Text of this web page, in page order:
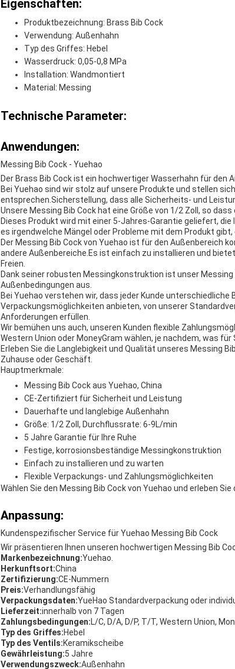
Eigenschaften:
Produktbezeichnung: Brass Bib Cock
Verwendung: Außenhahn
Typ des Griffes: Hebel
Wasserdruck: 0,05-0,8 MPa
Installation: Wandmontiert
Material: Messing
Technische Parameter:
Anwendungen:
Messing Bib Cock - Yuehao
Der Brass Bib Cock ist ein hochwertiger Wasserhahn für den
Bei Yuehao sind wir stolz auf unsere Produkte und stellen
entsprechen.Sicherstellung, dass alle Sicherheits- und
Unsere Messing Bib Cock hat eine Größe von 1/2 Zoll, so
Dieses Produkt wird mit einer 5-Jahres-Garantie geliefert,
es irgendwelche Mängel oder Probleme mit dem Produkt gibt,
Der Messing Bib Cock von Yuehao ist für den Außenbereich
andere Außenbereiche.Es ist einfach zu installieren und
Freien.
Dank seiner robusten Messingkonstruktion ist unser
Außenbedingungen aus.
Bei Yuehao verstehen wir, dass jeder Kunde
Verpackungsmöglichkeiten anbieten, von unserer
Anforderungen erfüllen.
Wir bemühen uns auch, unseren Kunden flexible
Western Union oder MoneyGram wählen, je nachdem, was für
Erleben Sie die Langlebigkeit und Qualität unseres Messing
Zuhause oder Geschäft.
Hauptmerkmale:
Messing Bib Cock aus Yuehao, China
CE-Zertifiziert für Sicherheit und Leistung
Dauerhafte und langlebige Außenhahn
Größe: 1/2 Zoll, Durchflussrate: 6-9L/min
5 Jahre Garantie für Ihre Ruhe
Festige, korrosionsbeständige Messingkonstruktion
Einfach zu installieren und zu warten
Flexible Verpackungs- und Zahlungsmöglichkeiten
Wählen Sie den Messing Bib Cock von Yuehao und erleben
Anpassung:
Kundenspezifischer Service für Yuehao Messing Bib Cock
Wir präsentieren Ihnen unseren hochwertigen Messing Bib
Markenbezeichnung:Yuehao.
Herkunftsort:China
Zertifizierung:CE-Nummern
Preis:Verhandlungsfähig
Verpackungsdaten:YueHao Standardverpackung oder
Lieferzeit:innerhalb von 7 Tagen
Zahlungsbedingungen:L/C, D/A, D/P, T/T, Western Union,
Typ des Griffes:Hebel
Typ des Ventils:Keramikscheibe
Gewährleistung:5 Jahre
Verwendungszweck:Außenhahn